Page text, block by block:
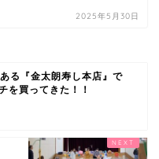
2025年5月30日
る『金太朗寿し本店』で
を買ってきた！！